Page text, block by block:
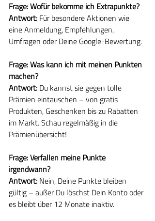
Frage: Wofür bekomme ich Extrapunkte?
Antwort: Für besondere Aktionen wie
eine Anmeldung, Empfehlungen,
Umfragen oder Deine Google-Bewertung.
Frage: Was kann ich mit meinen Punkten
machen?
Antwort: Du kannst sie gegen tolle
Prämien eintauschen – von gratis
Produkten, Geschenken bis zu Rabatten
im Markt. Schau regelmäßig in die
Prämienübersicht!
Frage: Verfallen meine Punkte
irgendwann?
Antwort: Nein, Deine Punkte bleiben
gültig – außer Du löschst Dein Konto oder
es bleibt über 12 Monate inaktiv.